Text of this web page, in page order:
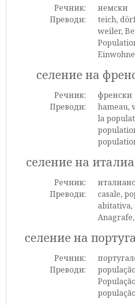
Речник:
немски
Преводи:
teich,
weiler,
селение на
Речник:
френски
Преводи:
hameau,
la
селение на
Речник:
Преводи:
casale,
abitativa,
селение на
Речник:
Преводи: